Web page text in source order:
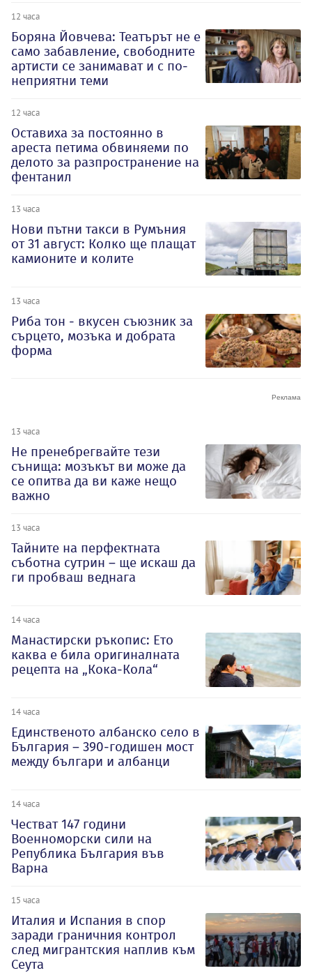
12 часа
Боряна Йовчева: Театърът не е
само забавление, свободните
артисти се занимават и с по-
неприятни теми
12 часа
Оставиха за постоянно в
ареста петима обвиняеми по
делото за разпространение на
фентанил
13 часа
Нови пътни такси в Румъния
от 31 август: Колко ще плащат
камионите и колите
13 часа
Риба тон - вкусен съюзник за
сърцето, мозъка и добрата
форма
13 часа
Не пренебрегвайте тези
сънища: мозъкът ви може да
се опитва да ви каже нещо
важно
13 часа
Тайните на перфектната
съботна сутрин – ще искаш да
ги пробваш веднага
14 часа
Манастирски ръкопис: Ето
каква е била оригиналната
рецепта на „Кока-Кола“
14 часа
Единственото албанско село в
България – 390-годишен мост
между българи и албанци
14 часа
Честват 147 години
Военноморски сили на
Република България във
Варна
15 часа
Италия и Испания в спор
заради граничния контрол
след мигрантския наплив към
Сеута